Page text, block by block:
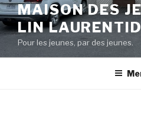
MAISON DES
LIN
Pour les jeunes, par des jeunes.